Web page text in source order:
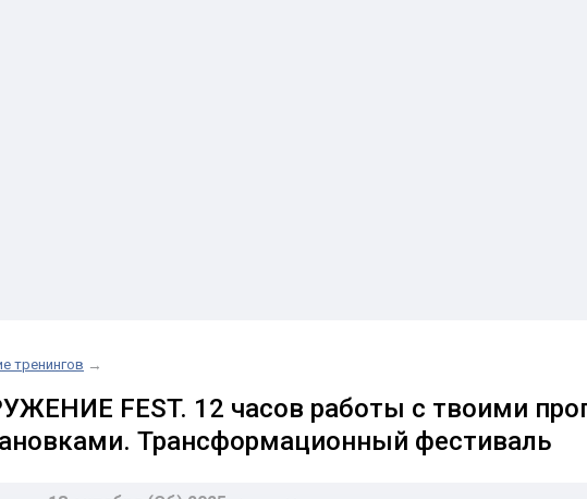
тренингов →
FEST. 12 часов работы с твоими
Трансформационный фестиваль